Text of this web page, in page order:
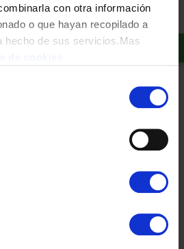
con otra información
o que hayan recopilado a
hecho de sus servicios.Mas
al carrito